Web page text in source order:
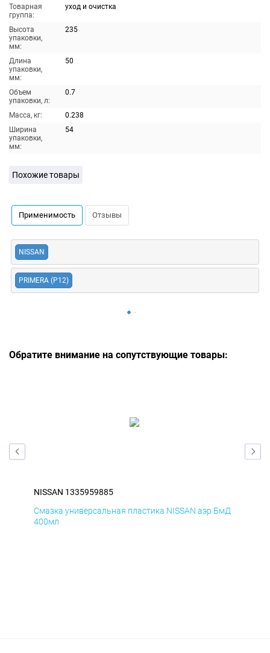
Товарная
группа:
уход и очистка
Высота
упаковки,
мм:
235
Длина
упаковки,
мм:
50
Объем
упаковки, л:
0.7
Масса, кг:
0.238
Ширина
упаковки,
мм:
54
Похожие товары
Применимость Отзывы
NISSAN
PRIMERA (P12)
Обратите внимание на сопутствующие товары:
NISSAN 1335959885
Смазка универсальная пластика NISSAN аэр БмД
400мл